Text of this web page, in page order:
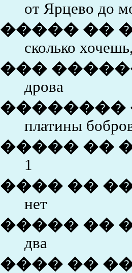
от Ярцево до
����� ��
сколько
���
дрова
��������
платины
����� ��
1
���� ��
нет
����� ��
два
���� ��